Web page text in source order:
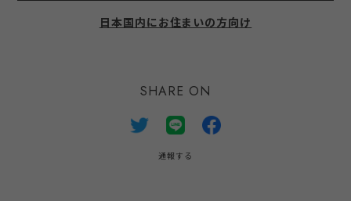
日本国内にお住まいの方向け
SHARE ON
通報する